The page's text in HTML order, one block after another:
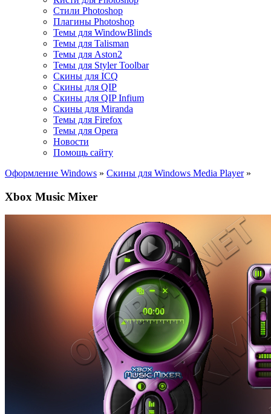
Стили Photoshop
Плагины Photoshop
Темы для WindowBlinds
Темы для Talisman
Темы для Aston2
Темы для Styler Toolbar
Скины для ICQ
Скины для QIP
Скины для QIP Infium
Скины для Miranda
Темы для Firefox
Темы для Opera
Новости
Помощь сайту
Оформление Windows » Скины для Windows Media Player»
Xbox Music Mixer